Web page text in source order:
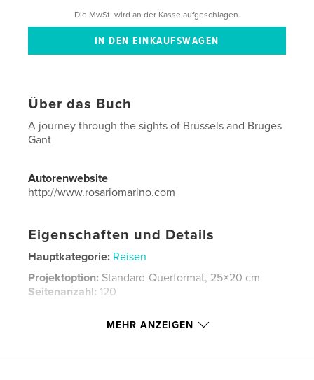
Die MwSt. wird an der Kasse aufgeschlagen.
Über das Buch
A journey through the sights of Brussels and Bruges
Gant
Autorenwebsite
http://www.rosariomarino.com
Eigenschaften und Details
Hauptkategorie: Reisen
Projektoption: Standard-Querformat, 25×20 cm
Seitenanzahl: 120
MEHR ANZEIGEN